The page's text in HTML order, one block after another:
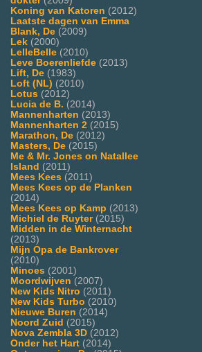
Koning van Katoren (2012)
Laatste dagen van Emma
Blank, De (2009)
Lek (2000)
LelleBelle (2010)
Leve Boerenliefde (2013)
Lift, De (1983)
Loft (NL) (2010)
Lotus (2012)
Lucia de B. (2014)
Mannenharten (2013)
Mannenharten 2 (2015)
Marathon, De (2012)
Masters, De (2015)
Me & Mr. Jones on Natallee
Island (2011)
Mees Kees (2011)
Mees Kees op de Planken
(2014)
Mees Kees op Kamp (2013)
Michiel de Ruyter(2015)
Midden in de Winternacht
(2013)
Mijn Opa de Bankrover
(2010)
Minoes (2001)
Moordwijven (2007)
New Kids Nitro (2011)
New Kids Turbo (2010)
Nieuwe Buren (2014)
Noord Zuid (2015)
Nova Zembla 3D (2012)
Onder het Hart (2014)